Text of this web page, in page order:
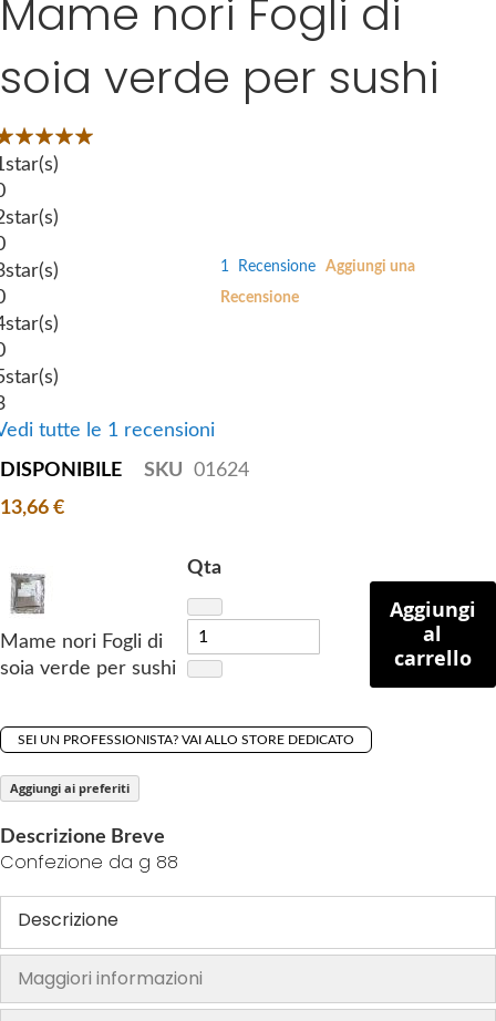
g
l
l
e
r
y
p
o
t
h
e
b
e
g
i
n
n
i
n
o
f
m
a
l
e
r
Mame nori Fogli di
soia verde per sushi
of100
star(s)
star(s)
star(s)
star(s)
star(s)
tutte le 1 recensioni
1 Recensione
Aggiungi una
Recensione
DISPONIBILE SKU
01624
13,66 €
Mame nori Fogli di
soia verde per sushi
Qta
Aggiungi
al
carrello
SEI UN PROFESSIONISTA? VAI ALLO STORE DEDICATO
Aggiungi ai preferiti
Descrizione Breve
Confezione da g 88
Descrizione
Maggiori informazioni